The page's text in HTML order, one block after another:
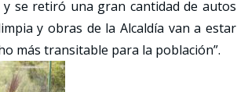
se retiró una gran cantidad de autos
y obras de la Alcaldía van a estar
más transitable para la población”.